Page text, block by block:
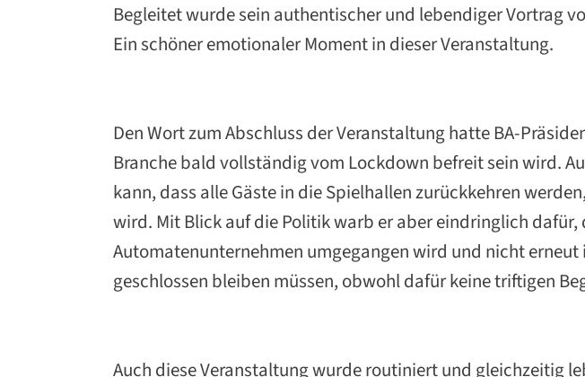
Begleitet wurde sein authentischer und lebendiger Vortrag
Ein schöner emotionaler Moment in dieser Veranstaltung.
Den Wort zum Abschluss der Veranstaltung hatte BA-
Branche bald vollständig vom Lockdown befreit sein wird.
kann, dass alle Gäste in die Spielhallen zurückkehren
wird. Mit Blick auf die Politik warb er aber eindringlich
Automatenunternehmen umgegangen wird und nicht
geschlossen bleiben müssen, obwohl dafür keine triftigen
Auch diese Veranstaltung wurde routiniert und gleichzeitig